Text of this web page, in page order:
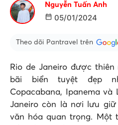
Nguyễn Tuấn Anh
05/01/2024
Theo dõi Pantravel trên
Rio de Janeiro được
bãi biển tuyệt đẹp
Copacabana, Ipanema và
Janeiro còn là nơi lưu
văn hóa quan trọng. Một